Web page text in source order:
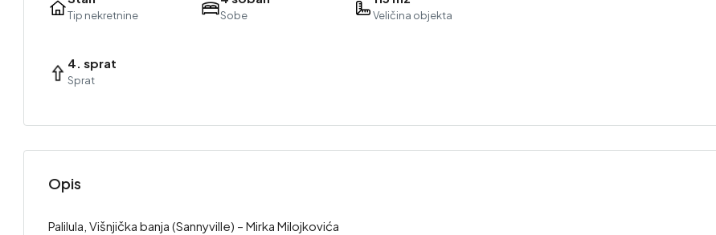
Tip nekretnine Sobe Veličina objekta
4. sprat
Sprat
Opis
Palilula, Višnjička banja (Sannyville) – Mirka Milojkovića